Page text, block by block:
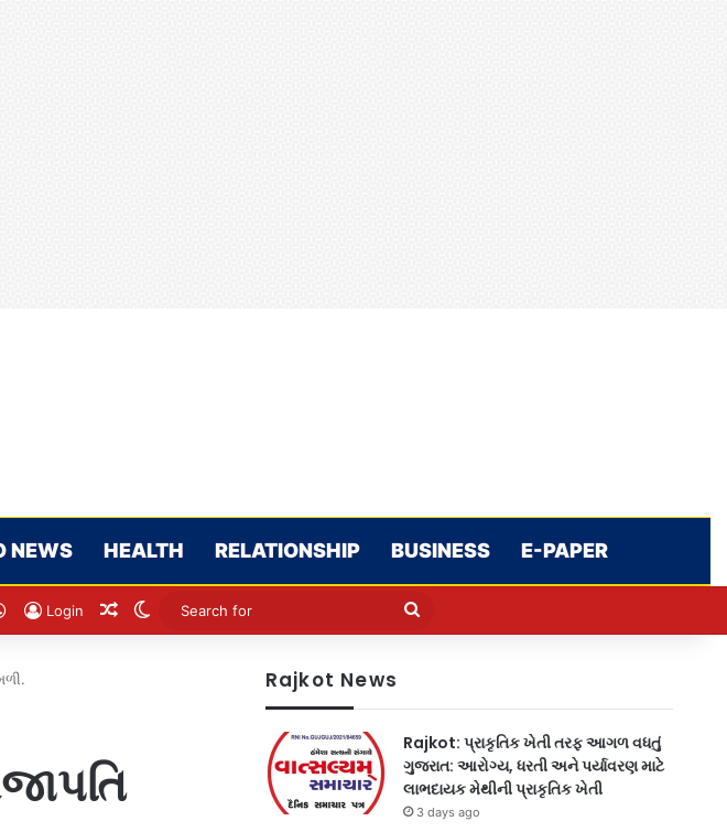
NEWS HEALTH RELATIONSHIP BUSINESS E-PAPER
WhatsApp
Login Random Article
Switch skin
Search
Rajkot News
Rajkot: પ્રાકૃતિક ખેતી તરફ આગળ વધતું
ગુજરાત: આરોગ્ય, ધરતી અને પર્યાવરણ માટે
લાભદાયક મેથીની પ્રાકૃતિક ખેતી
3 days ago